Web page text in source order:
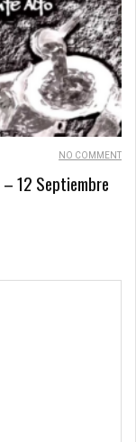
NO COMMENT
– 12 Septiembre